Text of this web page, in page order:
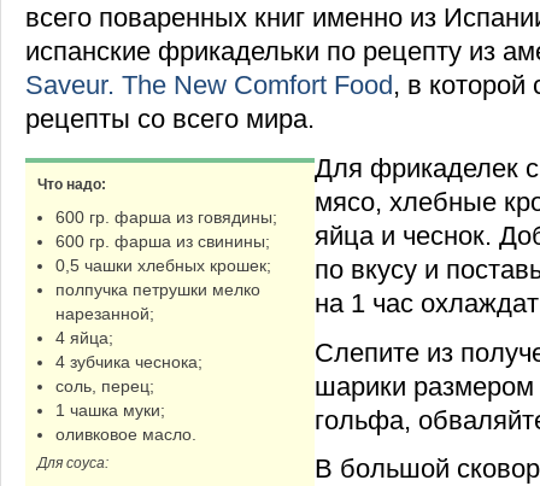
всего поваренных книг именно из
испанские фрикадельки по рецепту из
Saveur. The New Comfort Food, в
рецепты со всего мира.
Что надо:
600 гр. фарша из говядины;
600 гр. фарша из свинины;
0,5 чашки хлебных крошек;
полпучка петрушки мелко
нарезанной;
4 яйца;
4 зубчика чеснока;
соль, перец;
1 чашка муки;
оливковое масло.
Для соуса:
Для фрикаделек
мясо, хлебные
яйца и чеснок.
по вкусу и
на 1 час
Слепите из
шарики размером
гольфа,
В большой